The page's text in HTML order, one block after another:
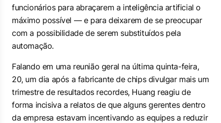
funcionários para abraçarem a inteligência artificial o
máximo possível — e para deixarem de se preocupar
com a possibilidade de serem substituídos pela
automação.
Falando em uma reunião geral na última quinta-feira,
20, um dia após a fabricante de chips divulgar mais um
trimestre de resultados recordes, Huang reagiu de
forma incisiva a relatos de que alguns gerentes dentro
da empresa estavam incentivando as equipes a reduzir